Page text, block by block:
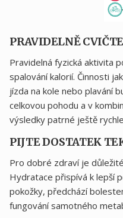
PRAVIDELNĚ CVIČTE
Pravidelná fyzická aktivita
spalování kalorií. Činnosti
jízda na kole nebo plavání
celkovou pohodu a v
výsledky patrné ještě
PIJTE DOSTATEK
Pro dobré zdraví je
Hydratace přispívá k lepší
pokožky, předchází
fungování samotného